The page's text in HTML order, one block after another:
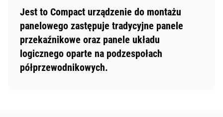
Jest to Compact urządzenie do montażu
panelowego zastępuje tradycyjne panele
przekaźnikowe oraz panele układu
logicznego oparte na podzespołach
półprzewodnikowych.